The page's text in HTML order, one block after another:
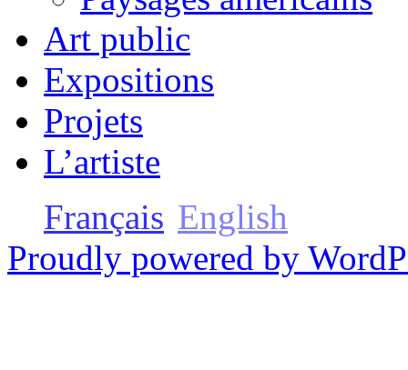
Art public
Expositions
Projets
L’artiste
Français English
Proudly powered by